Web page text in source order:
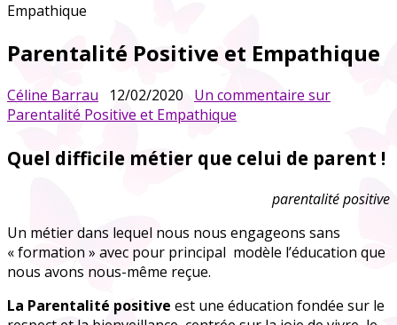
Empathique
Parentalité Positive et Empathique
Céline Barrau 12/02/2020 Un commentaire sur
Parentalité Positive et Empathique
Quel difficile métier que celui de parent !
parentalité positive
Un métier dans lequel nous nous engageons sans
« formation » avec pour principal modèle l’éducation que
nous avons nous-même reçue.
La Parentalité positive est une éducation fondée sur le